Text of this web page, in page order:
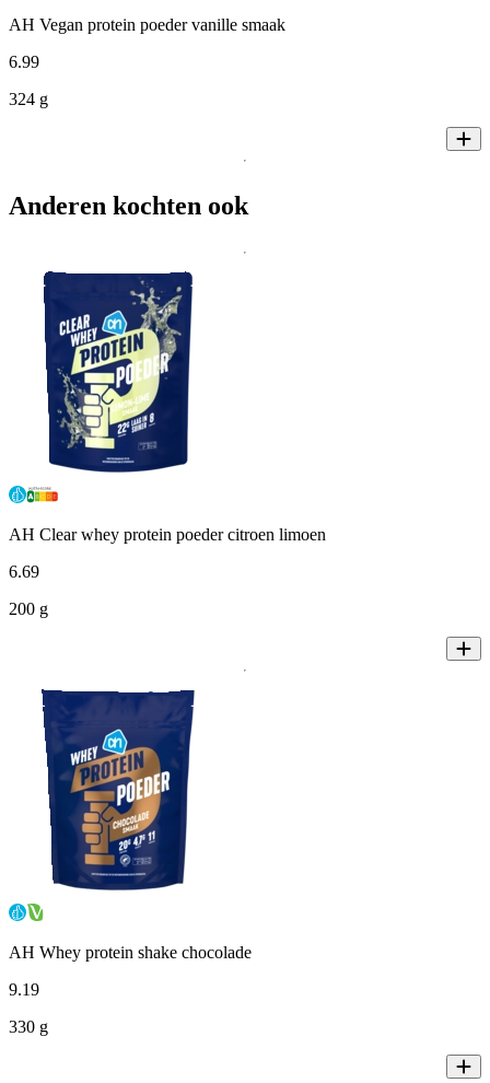
AH Vegan protein poeder vanille smaak
6.99
324 g
Anderen kochten ook
AH Clear whey protein poeder citroen limoen
6.69
200 g
AH Whey protein shake chocolade
9.19
330 g